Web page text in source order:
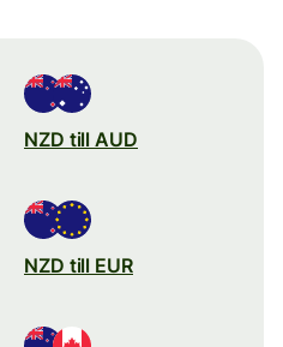
NZD till AUD
NZD till EUR